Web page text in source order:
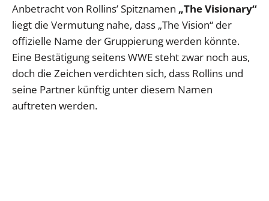
Anbetracht von Rollins’ Spitznamen „The Visionary“
liegt die Vermutung nahe, dass „The Vision“ der
offizielle Name der Gruppierung werden könnte.
Eine Bestätigung seitens WWE steht zwar noch aus,
doch die Zeichen verdichten sich, dass Rollins und
seine Partner künftig unter diesem Namen
auftreten werden.